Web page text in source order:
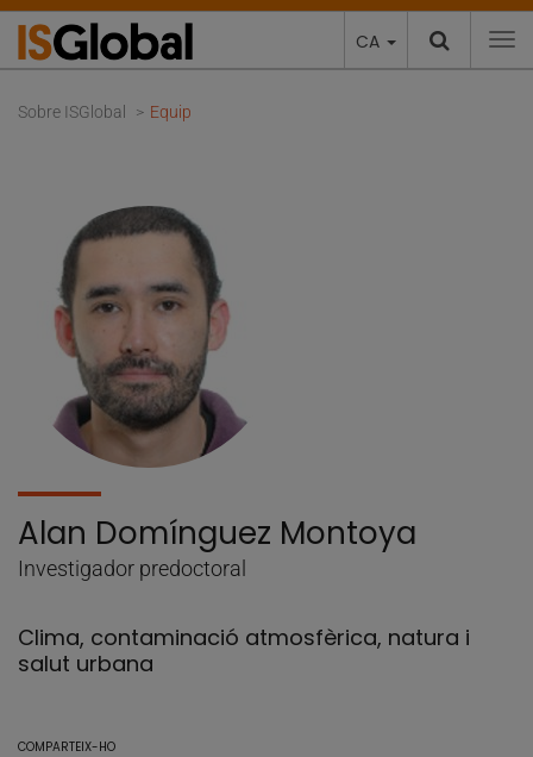
CA
Sobre ISGlobal Equip
Alan Domínguez Montoya
Investigador predoctoral
Clima, contaminació atmosfèrica, natura i
salut urbana
COMPARTEIX-HO